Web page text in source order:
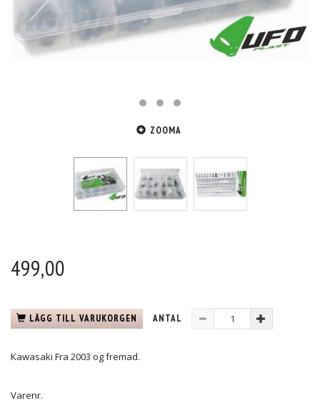
ZOOMA
499,00
LÄGG TILL VARUKORGEN ANTAL
Kawasaki Fra 2003 og fremad.
Varenr.